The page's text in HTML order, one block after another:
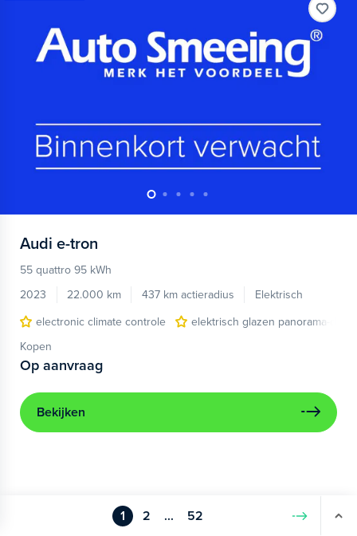
Audi e-tron
55 quattro 95 kWh
2023
22.000 km 437 km actieradius
Elektrisch
electronic climate controle
elektrisch glazen panorama-dak
Kopen
Op aanvraag
Bekijken
1 2 ... 52 Volgende